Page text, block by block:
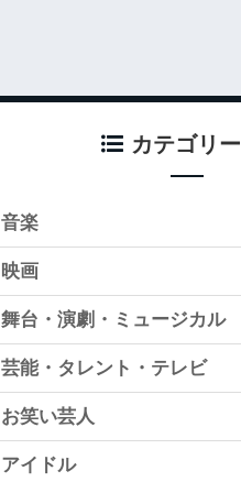
カテゴリー
音楽
映画
舞台・演劇・ミュージカル
芸能・タレント・テレビ
お笑い芸人
アイドル